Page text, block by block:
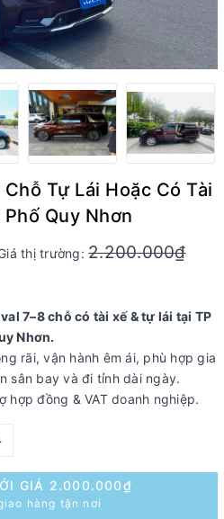
Tự Lái Hoặc Có Tài
Quy Nhơn
thị trường:2.200.000₫
7–8 chỗ có tài xế & tự lái tại TP
Nhơn.
rãi, vận hành êm ái, phù hợp gia
sân bay và đi tỉnh dài ngày.
hợp đồng & VAT doanh nghiệp.
GIÁ 2.000.000₫
hàng tận nơi